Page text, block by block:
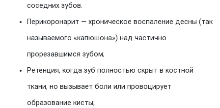
соседних зубов.
Перикоронарит — хроническое воспаление десны (так
называемого «капюшона») над частично
прорезавшимся зубом;
Ретенция, когда зуб полностью скрыт в костной
ткани, но вызывает боли или провоцирует
образование кисты;